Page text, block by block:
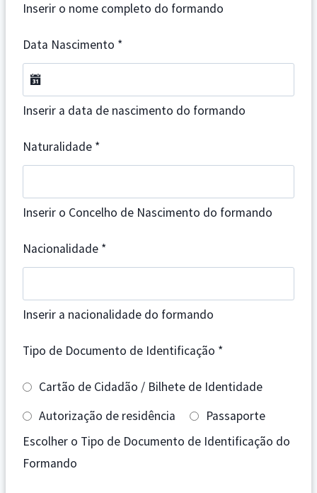
Inserir o nome completo do formando
Data Nascimento *
Inserir a data de nascimento do formando
Naturalidade *
Inserir o Concelho de Nascimento do formando
Nacionalidade *
Inserir a nacionalidade do formando
Tipo de Documento de Identificação *
Cartão de Cidadão / Bilhete de Identidade
Autorização de residência
Passaporte
Escolher o Tipo de Documento de Identificação do
Formando